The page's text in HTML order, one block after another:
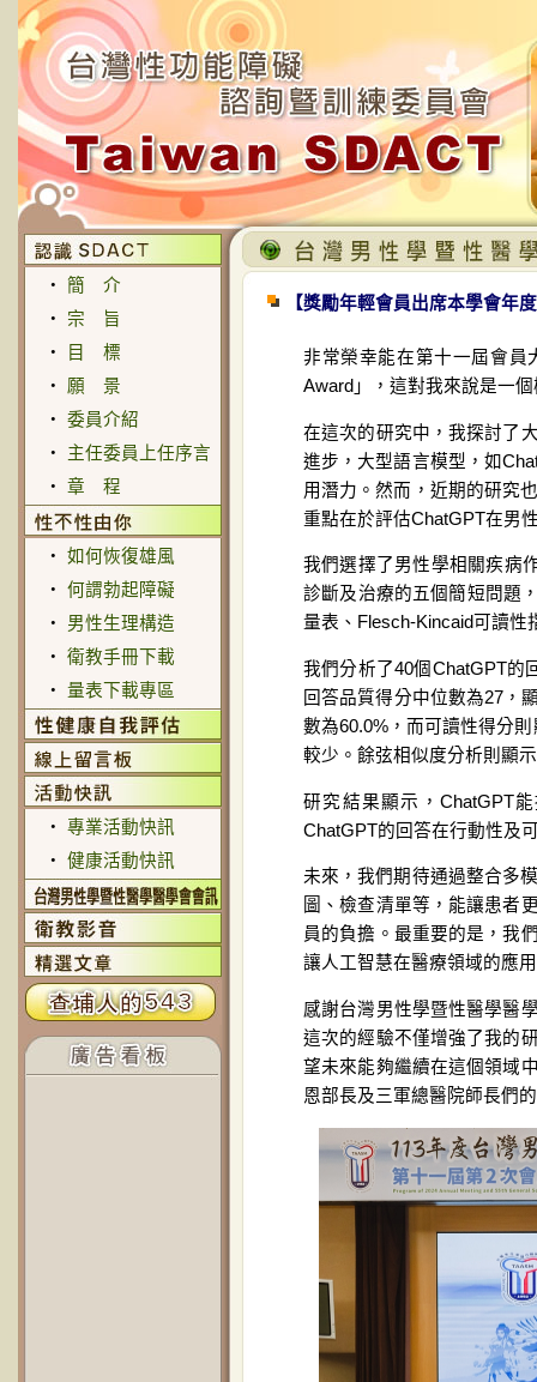
‧
簡 介
‧
宗 旨
‧
目 標
‧
願 景
‧
委員介紹
‧
主任委員上任序言
‧
章 程
‧
如何恢復雄風
‧
何謂勃起障礙
‧
男性生理構造
‧
衛教手冊下載
‧
量表下載專區
‧
專業活動快訊
‧
健康活動快訊
【獎勵年輕會員出席本學會年
非常榮幸能在第十一屆會員
Award」，這對我來說是一
在這次的研究中，我探討了
進步，大型語言模型，如
用潛力。然而，近期的研究
重點在於評估ChatGPT在男
我們選擇了男性學相關疾病
診斷及治療的五個簡短問題
量表、Flesch-Kincaid可讀性
我們分析了40個ChatGPT的
回答品質得分中位數為27，
數為60.0%，而可讀性得分
較少。餘弦相似度分析則顯
研究結果顯示，ChatGPT
ChatGPT的回答在行動性及
未來，我們期待通過整合多
圖、檢查清單等，能讓患者
員的負擔。最重要的是，我
讓人工智慧在醫療領域的應
感謝台灣男性學暨性醫學醫
這次的經驗不僅增強了我的
望未來能夠繼續在這個領域
恩部長及三軍總醫院師長們